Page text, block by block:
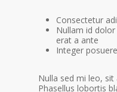
Consectetur
Nullam id
erat a ante
Integer
Nulla sed mi leo,
Phasellus lobortis